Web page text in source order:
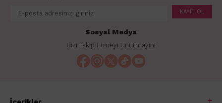
KAYIT OL
Sosyal Medya
Bizi Takip Etmeyi Unutmayın!